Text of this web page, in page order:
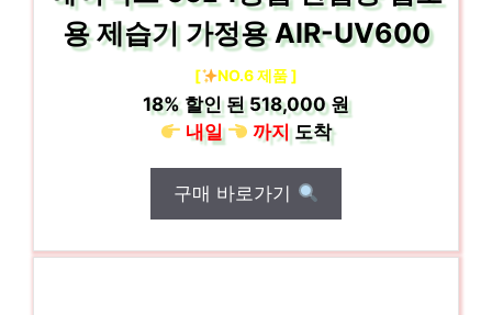
용 제습기 가정용 AIR-UV600
[ NO.6 제품 ]
18%할인 된518,000 원
내일
까지도착
구매 바로가기